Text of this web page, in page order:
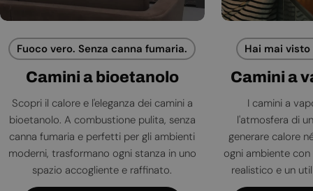
Fuoco vero. Senza canna fumaria.
Camini a bioetanolo
Scopri il calore e l'eleganza dei camini a
bioetanolo. A combustione pulita, senza
canna fumaria e perfetti per gli ambienti
moderni, trasformano ogni stanza in uno
spazio accogliente e raffinato.
Hai mai
Camini a
I camini a
l'atmosfera di
generare calore
ogni ambiente
realistico e un